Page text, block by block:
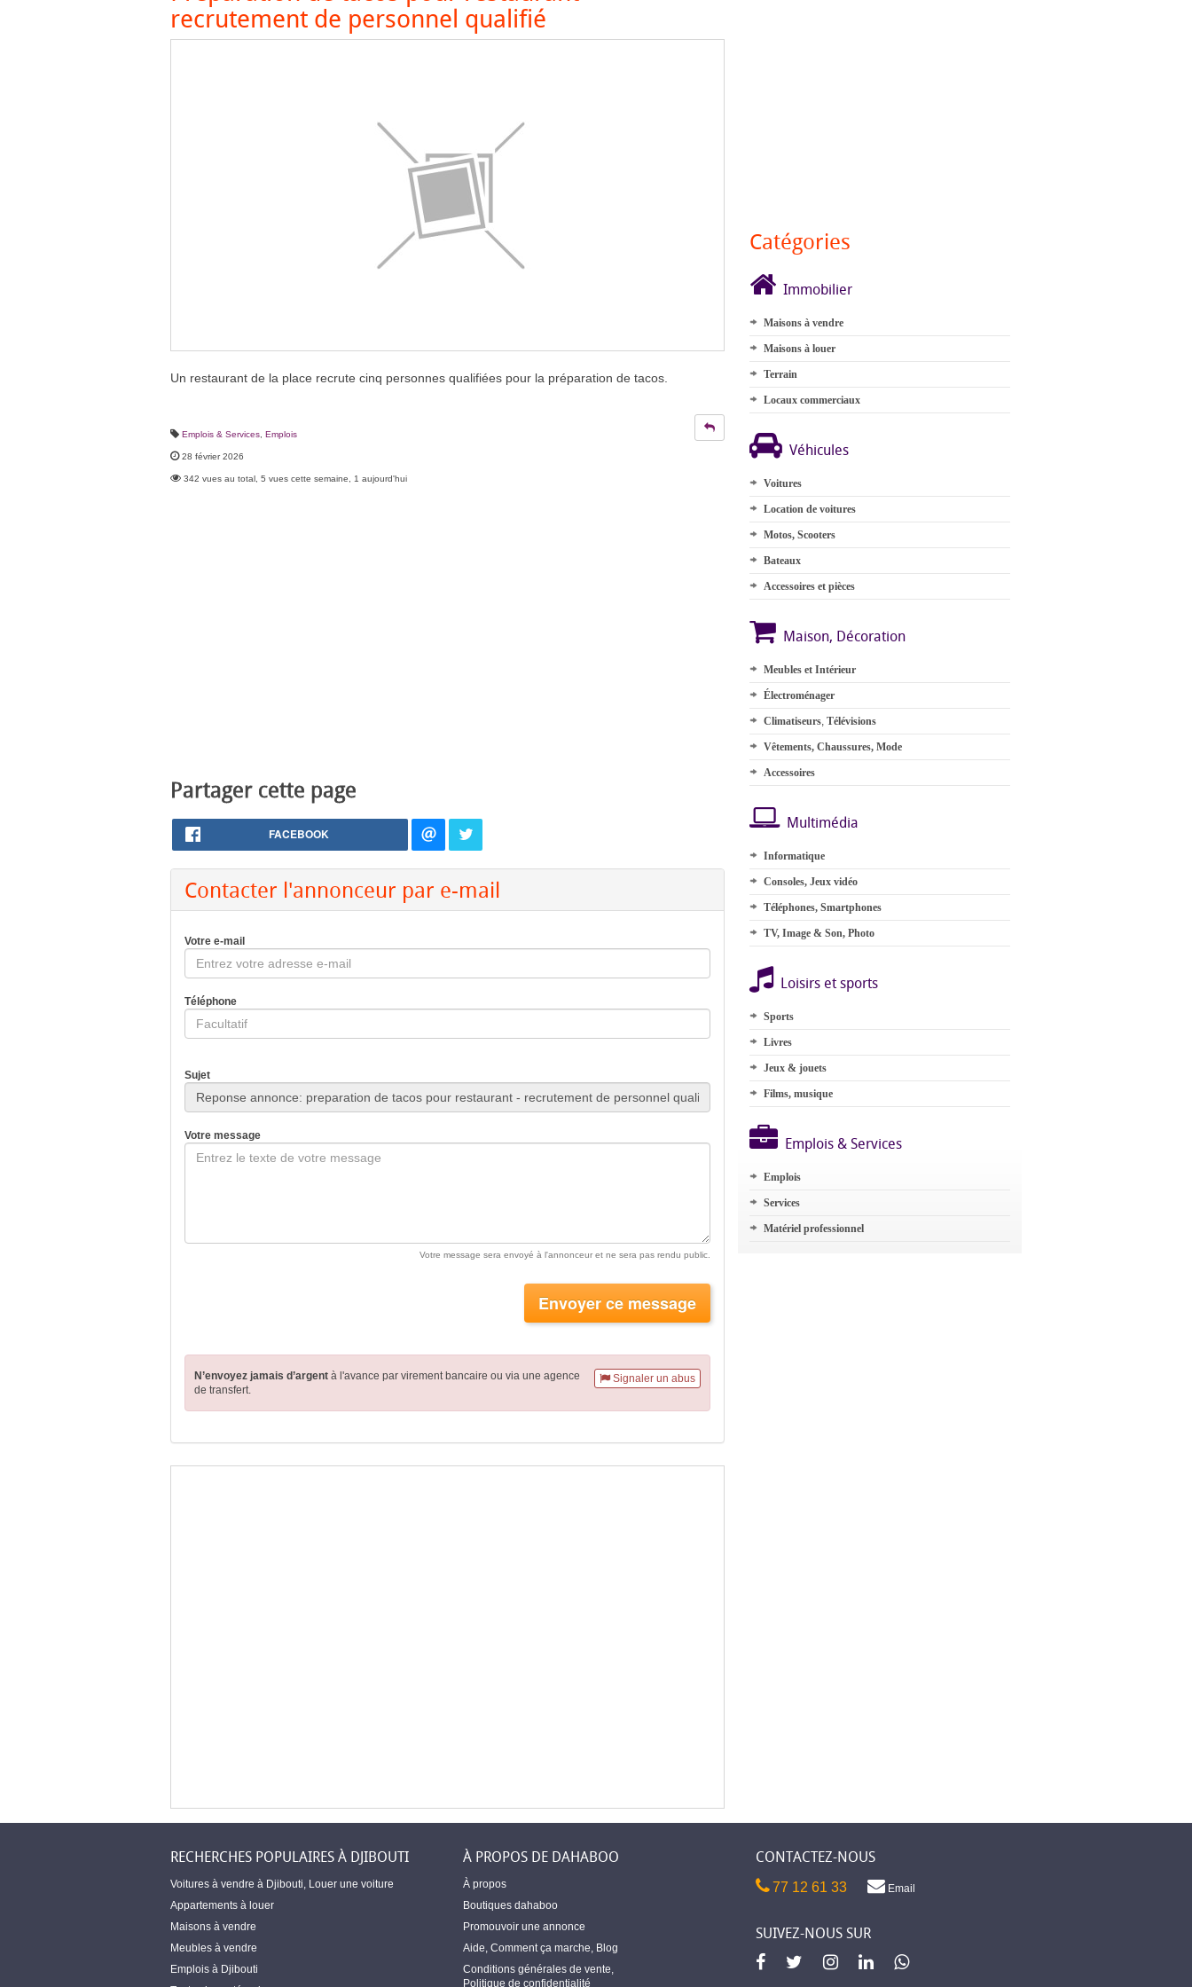
recrutement de personnel qualifié
Un restaurant de la place recrute cinq personnes qualifiées pour la préparation de tacos.
Emplois & Services Emplois
28 février 2026
342 vues au total, 5 vues cette semaine, 1 aujourd'hui
Partager cette page
FACEBOOK
Contacter l'annonceur par e-mail
Votre e-mail
Téléphone
Sujet
Votre message
Votre message sera envoyé à l'annonceur et ne sera pas rendu public.
Envoyer ce message
Signaler un abus
N’envoyez jamais d’argent à l'avance par virement bancaire ou via une agence
de transfert.
Catégories
Immobilier
Maisons à vendre
Maisons à louer
Terrain
Locaux commerciaux
Véhicules
Voitures
Location de voitures
Motos, Scooters
Bateaux
Accessoires et pièces
Maison, Décoration
Meubles et Intérieur
Électroménager
Climatiseurs, Télévisions
Vêtements, Chaussures, Mode
Accessoires
Multimédia
Informatique
Consoles, Jeux vidéo
Téléphones, Smartphones
TV, Image & Son, Photo
Loisirs et sports
Sports
Livres
Jeux & jouets
Films, musique
Emplois & Services
Emplois
Services
Matériel professionnel
RECHERCHES POPULAIRES À DJIBOUTI
Voitures à vendre à Djibouti Louer une voiture
Appartements à louer
Maisons à vendre
Meubles à vendre
Emplois à Djibouti
À PROPOS DE DAHABOO
À propos
Boutiques dahaboo
Promouvoir une annonce
Aide Comment ça marche Blog
Conditions générales de vente
Politique de confidentialité
CONTACTEZ-NOUS
77 12 61 33 Email
SUIVEZ-NOUS SUR